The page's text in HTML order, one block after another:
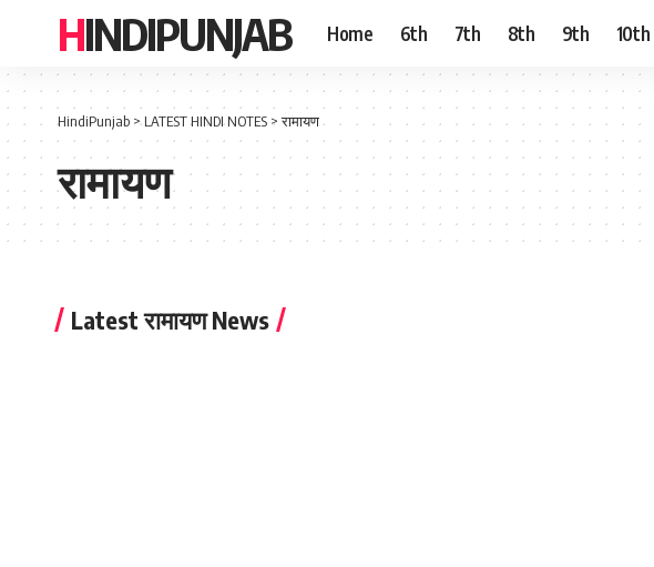
HINDIPUNJAB Home 6th 7th 8th 9th 10th
HindiPunjab >LATEST HINDI NOTES >रामायण
रामायण
Latest रामायण News